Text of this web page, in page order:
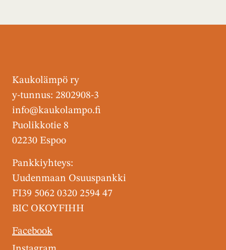
Kaukolämpö ry
y-tunnus: 2802908-3
info@kaukolampo.fi
Puolikkotie 8
02230 Espoo
Pankkiyhteys:
Uudenmaan Osuuspankki
FI39 5062 0320 2594 47
BIC OKOYFIHH
Facebook